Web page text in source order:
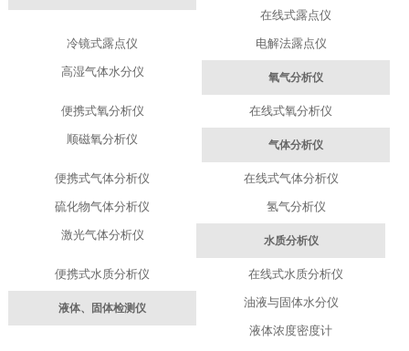
在线式露点仪
冷镜式露点仪 电解法露点仪
高湿气体水分仪 氧气分析仪
便携式氧分析仪 在线式氧分析仪
顺磁氧分析仪 气体分析仪
便携式气体分析仪 在线式气体分析仪
硫化物气体分析仪 氢气分析仪
激光气体分析仪 水质分析仪
便携式水质分析仪 在线式水质分析仪
液体、固体检测仪 油液与固体水分仪
液体浓度密度计